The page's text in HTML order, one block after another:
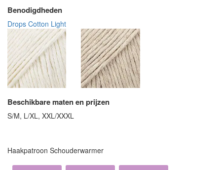
Benodigdheden
Drops Cotton Light
Beschikbare maten en prijzen
S/M, L/XL, XXL/XXXL
Haakpatroon Schouderwarmer